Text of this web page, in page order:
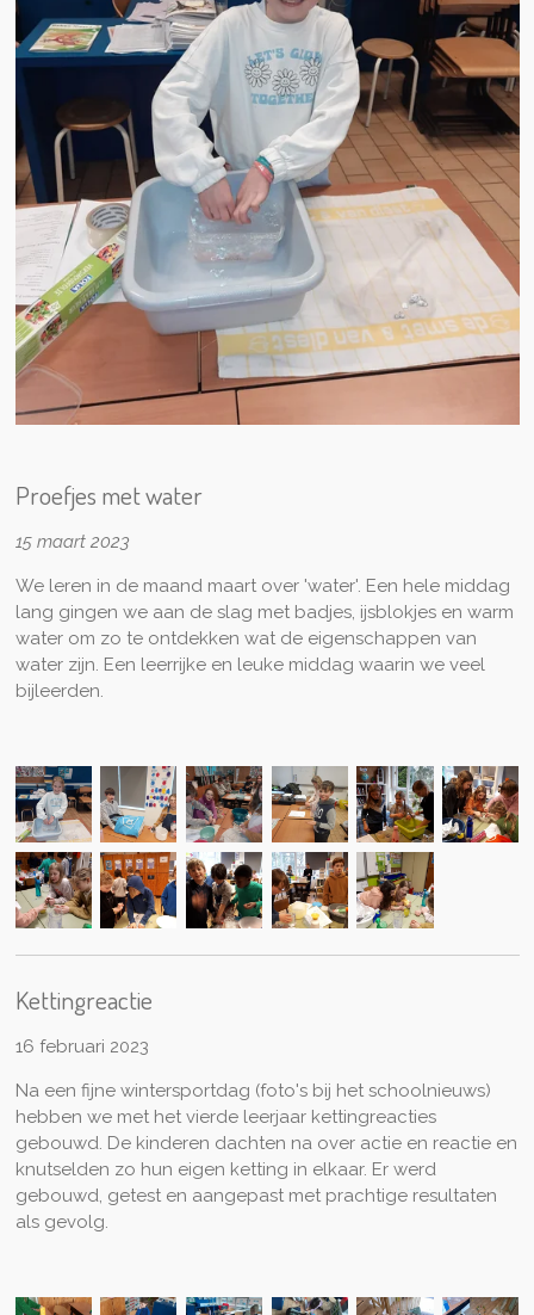
Proefjes met water
15 maart 2023
We leren in de maand maart over 'water'. Een hele middag
lang gingen we aan de slag met badjes, ijsblokjes en warm
water om zo te ontdekken wat de eigenschappen van
water zijn. Een leerrijke en leuke middag waarin we veel
bijleerden.
Kettingreactie
16 februari 2023
Na een fijne wintersportdag (foto's bij het schoolnieuws)
hebben we met het vierde leerjaar kettingreacties
gebouwd. De kinderen dachten na over actie en reactie en
knutselden zo hun eigen ketting in elkaar. Er werd
gebouwd, getest en aangepast met prachtige resultaten
als gevolg.